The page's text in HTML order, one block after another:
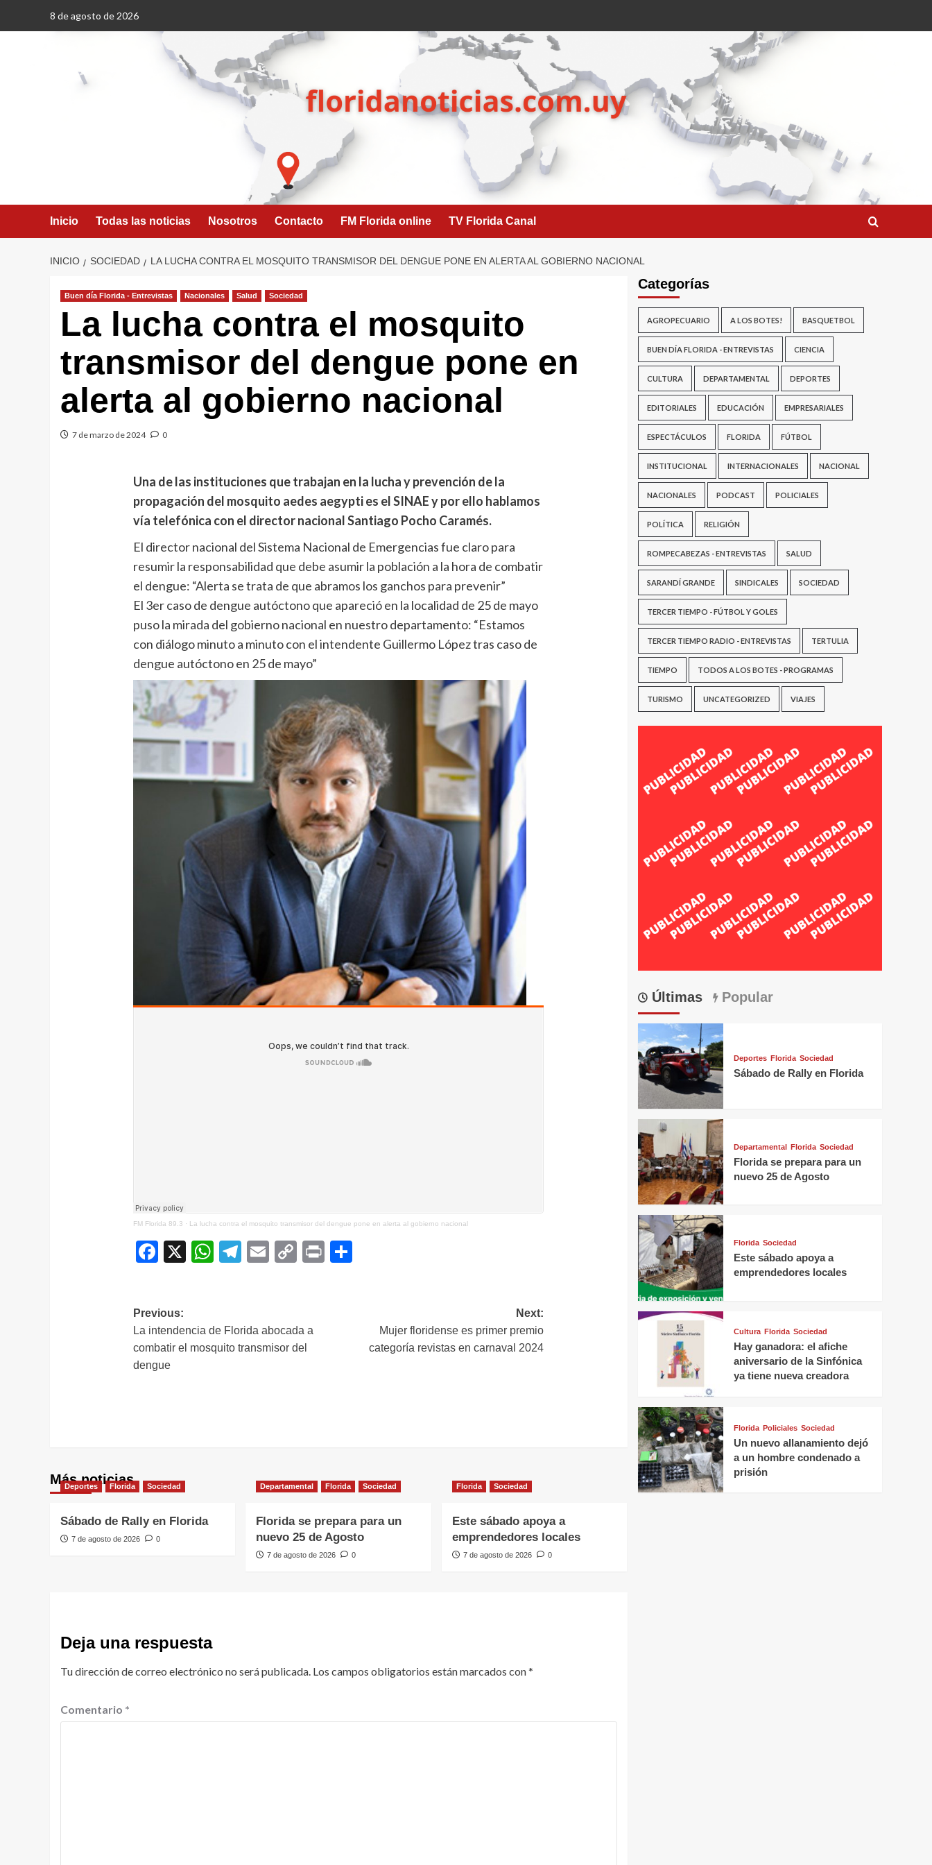
8 de agosto de 2026
Inicio Todas las noticias Nosotros Contacto FM Florida online TV Florida Canal
INICIO SOCIEDAD LA LUCHA CONTRA EL MOSQUITO TRANSMISOR DEL DENGUE PONE EN ALERTA AL GOBIERNO NACIONAL
Buen día Florida - Entrevistas Nacionales Salud Sociedad
La lucha contra el mosquito
transmisor del dengue pone en
alerta al gobierno nacional
7 de marzo de 2024 0
Una de las instituciones que trabajan en la lucha y prevención de la
propagación del mosquito aedes aegypti es el SINAE y por ello hablamos
vía telefónica con el director nacional Santiago Pocho Caramés.
El director nacional del Sistema Nacional de Emergencias fue claro para
resumir la responsabilidad que debe asumir la población a la hora de combatir
el dengue: “Alerta se trata de que abramos los ganchos para prevenir”
El 3er caso de dengue autóctono que apareció en la localidad de 25 de mayo
puso la mirada del gobierno nacional en nuestro departamento: “Estamos
con diálogo minuto a minuto con el intendente Guillermo López tras caso de
dengue autóctono en 25 de mayo”
FM Florida 89.3 · La lucha contra el mosquito transmisor del dengue pone en alerta al gobierno nacional
Facebook
X WhatsApp
Telegram
EmailCopyPrint
Navegación
de
entradas
Previous:
La intendencia de Florida abocada a
combatir el mosquito transmisor del
dengue
Next:
Mujer floridense es primer premio
categoría revistas en carnaval 2024
Más noticias
Deportes Florida Sociedad
Sábado de Rally en Florida
7 de agosto de 2026 0
Departamental Florida Sociedad
Florida se prepara para un
nuevo 25 de Agosto
7 de agosto de 2026 0
Florida Sociedad
Este sábado apoya a
emprendedores locales
7 de agosto de 2026 0
Deja una respuesta
Tu dirección de correo electrónico no será publicada. Los campos obligatorios están marcados con*
Comentario *
Categorías
AGROPECUARIO A LOS BOTES! BASQUETBOL
BUEN DÍA FLORIDA - ENTREVISTAS CIENCIA
CULTURA DEPARTAMENTAL DEPORTES
EDITORIALES EDUCACIÓN EMPRESARIALES
ESPECTÁCULOS FLORIDA FÚTBOL
INSTITUCIONAL INTERNACIONALES NACIONAL
NACIONALES PODCAST POLICIALES
POLÍTICA RELIGIÓN
ROMPECABEZAS - ENTREVISTAS SALUD
SARANDÍ GRANDE SINDICALES SOCIEDAD
TERCER TIEMPO - FÚTBOL Y GOLES
TERCER TIEMPO RADIO - ENTREVISTAS TERTULIA
TIEMPO TODOS A LOS BOTES - PROGRAMAS
TURISMO UNCATEGORIZED VIAJES
Últimas Popular
Deportes Florida Sociedad
Sábado de Rally en Florida
Departamental Florida Sociedad
Florida se prepara para un
nuevo 25 de Agosto
Florida Sociedad
Este sábado apoya a
emprendedores locales
Cultura Florida Sociedad
Hay ganadora: el afiche
aniversario de la Sinfónica
ya tiene nueva creadora
Florida Policiales Sociedad
Un nuevo allanamiento dejó
a un hombre condenado a
prisión